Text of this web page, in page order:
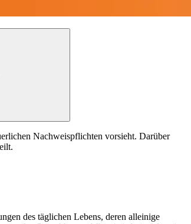
Nachweispflichten vorsieht. Darüber
des täglichen Lebens, deren alleinige